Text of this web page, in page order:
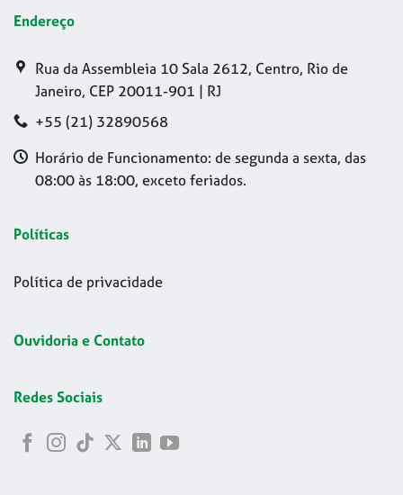
Endereço
Rua da Assembleia 10 Sala 2612, Centro, Rio de
Janeiro, CEP 20011-901 | RJ
+55 (21) 32890568
Horário de Funcionamento: de segunda a sexta, das
08:00 às 18:00, exceto feriados.
Políticas
Política de privacidade
Ouvidoria e Contato
Redes Sociais